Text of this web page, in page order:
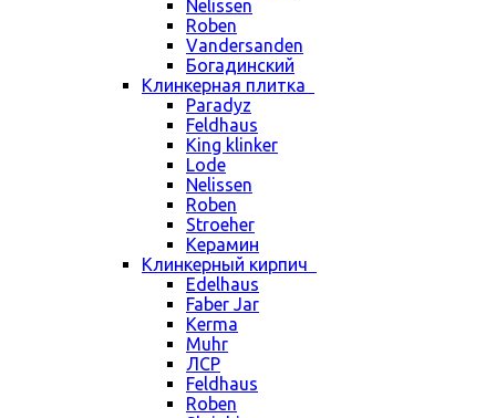
Nelissen
Roben
Vandersanden
Богадинский
Клинкерная плитка
Paradyz
Feldhaus
King klinker
Lode
Nelissen
Roben
Stroeher
Керамин
Клинкерный кирпич
Edelhaus
Faber Jar
Kerma
Muhr
ЛСР
Feldhaus
Roben